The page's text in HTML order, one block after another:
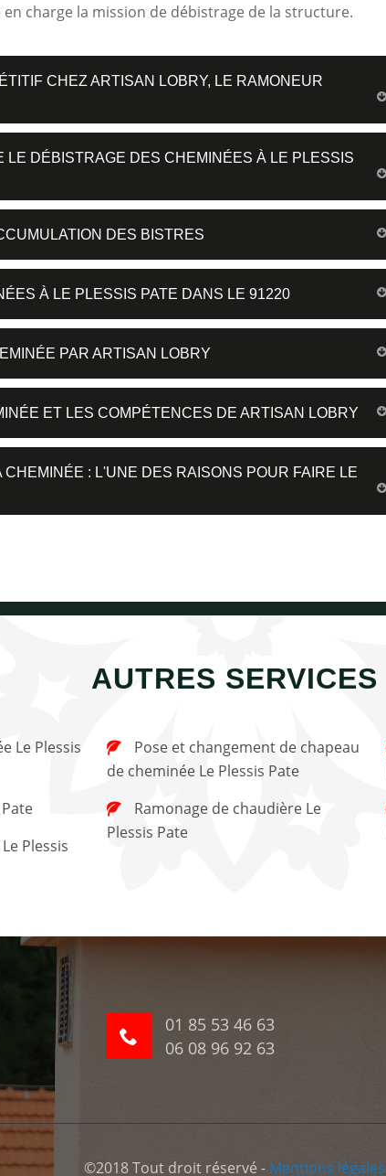
charge la mission de débistrage de la structure.
CHEZ ARTISAN LOBRY, LE RAMONEUR
LE DÉBISTRAGE DES CHEMINÉES À LE PLESSIS
DES BISTRES
À LE PLESSIS PATE DANS LE 91220
PAR ARTISAN LOBRY
ET LES COMPÉTENCES DE ARTISAN LOBRY
: L'UNE DES RAISONS POUR FAIRE LE
AUTRES SERVICES
de cheminée Le Plessis Pate
Plessis Pate
01 85 53 46 63
06 08 96 92 63
©2018 Tout droit réservé - Mentions légales